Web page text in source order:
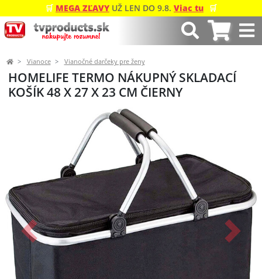
🛒 MEGA ZĽAVY UŽ LEN DO 9.8. Viac tu 🛒
Vianoce Vianočné darčeky pre ženy
HOMELIFE TERMO NÁKUPNÝ SKLADACÍ
KOŠÍK 48 X 27 X 23 CM ČIERNY
Predchádzajúci Ďalší